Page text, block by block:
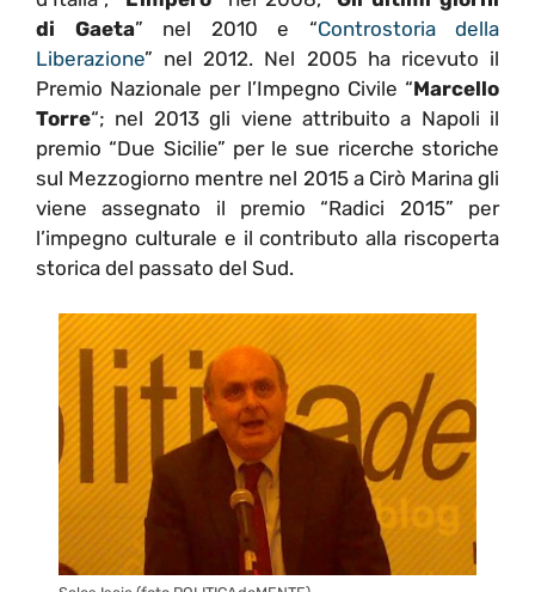
di Gaeta” nel 2010 e “Controstoria della
Liberazione” nel 2012. Nel 2005 ha ricevuto il
Premio Nazionale per l’Impegno Civile “Marcello
Torre“; nel 2013 gli viene attribuito a Napoli il
premio “Due Sicilie” per le sue ricerche storiche
sul Mezzogiorno mentre nel 2015 a Cirò Marina gli
viene assegnato il premio “Radici 2015” per
l’impegno culturale e il contributo alla riscoperta
storica del passato del Sud.